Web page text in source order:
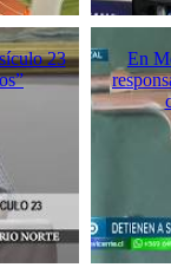
23
En